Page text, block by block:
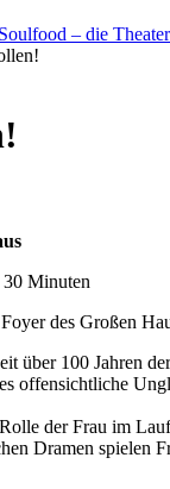
Soulfood – die
30 Minuten
des Großen
über 100 Jahren
offensichtliche
der Frau im
Dramen spielen